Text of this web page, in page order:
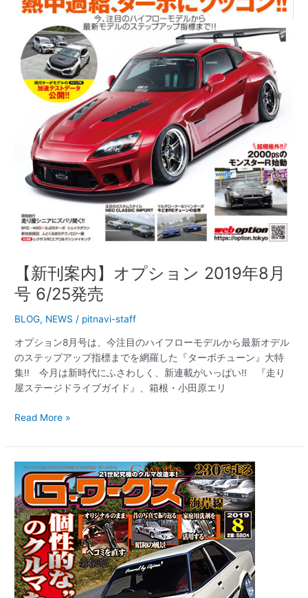
【新刊案内】オプション 2019年8月
号 6/25発売
BLOG, NEWS / pitnavi-staff
オプション8月号は、今注目のハイフローモデルから最新オデル
のステップアップ指標までを網羅した『ターボチューン』大特
集!! 今月は新時代にふさわしく、新連載がいっぱい!! 『走り
屋ステージドライブガイド』、箱根・小田原エリ
2019
月
号
6/25
Read More »
【新
刊
案
内】
G
ワ
ー
ク
ス